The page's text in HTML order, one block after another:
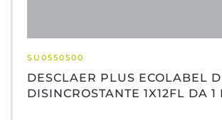
SU0550500
DESCLAER PLUS ECOLABEL
DISINCROSTANTE 1X12FL DA 1